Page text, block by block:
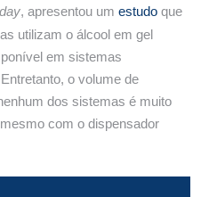
, apresentou um estudo que
utilizam o álcool em gel
em sistemas
o volume de
dos sistemas é muito
com o dispensador